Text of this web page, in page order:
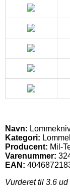
Navn:
Kategori:
Producent: Mil-
Varenummer:
EAN:
Vurderet til 3.6 ud